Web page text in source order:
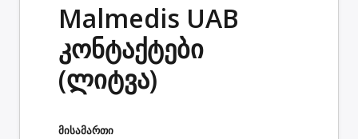
Malmedis UAB
კონტაქტები
(ლიტვა)
მისამართი